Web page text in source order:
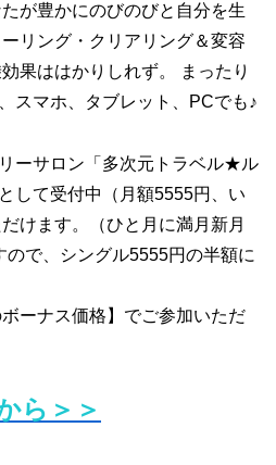
が豊かにのびのびと自分を生
リング・クリアリング＆変容
果ははかりしれず。 まったり
スマホ、タブレット、PCでも♪
ーサロン「多次元トラベル★ル
して受付中（月額5555円、い
けます。（ひと月に満月新月
で、シングル5555円の半額に
ーナス価格】でご参加いただ
ら＞＞